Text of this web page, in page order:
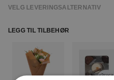
VELG LEVERINGSALTERNATIV
LEGG TIL TILBEHØR